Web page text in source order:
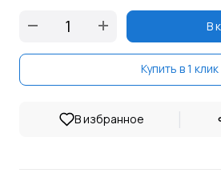
В
Купить в 1 клик
В избранное |